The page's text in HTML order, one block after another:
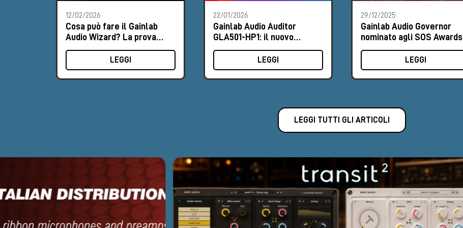
12/02/2026
Cosa può fare il Gainlab
Audio Wizard? La prova
completa di Giacomo
LEGGI
22/01/2026
Gainlab Audio Auditor
GLA501-HP1: il nuovo
amplificatore cuffie 500-
series dal NAMM 2026
LEGGI
29/12/2025
Gainlab Audio Governor
nominato agli SOS Awards
2026
LEGGI
LEGGI TUTTI GLI ARTICOLI